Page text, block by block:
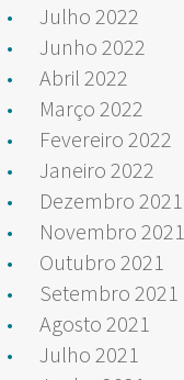
Julho 2022
Junho 2022
Abril 2022
Março 2022
Fevereiro 2022
Janeiro 2022
Dezembro 2021
Novembro 2021
Outubro 2021
Setembro 2021
Agosto 2021
Julho 2021